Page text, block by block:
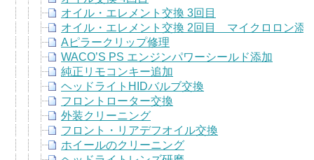
オイル・エレメント交換 3回目
オイル・エレメント交換 2回目 マイクロロン添
Aピラークリップ修理
WACO’S PS エンジンパワーシールド添加
純正リモコンキー追加
ヘッドライトHIDバルブ交換
フロントローター交換
外装クリーニング
フロント・リアデフオイル交換
ホイールのクリーニング